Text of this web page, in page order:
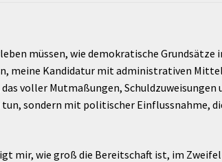
müssen, wie demokratische Grundsätze
meine Kandidatur mit administrativen
voller Mutmaßungen, Schuldzuweisungen
sondern mit politischer Einflussnahme,
mir, wie groß die Bereitschaft ist, im